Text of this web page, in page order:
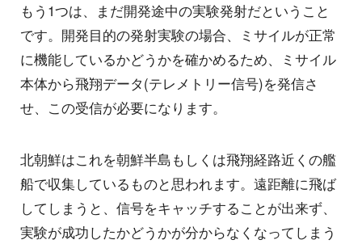
もう1つは、まだ開発途中の実験発射だということ
です。開発目的の発射実験の場合、ミサイルが正常
に機能しているかどうかを確かめるため、ミサイル
本体から飛翔データ(テレメトリー信号)を発信さ
せ、この受信が必要になります。
北朝鮮はこれを朝鮮半島もしくは飛翔経路近くの艦
船で収集しているものと思われます。遠距離に飛ば
してしまうと、信号をキャッチすることが出来ず、
実験が成功したかどうかが分からなくなってしまう